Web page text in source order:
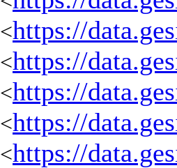
<https://
<https://
<https://
<https://
<https://